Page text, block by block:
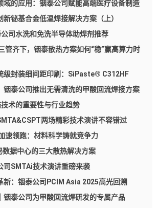
域的应用：铟泰公司赋能高端医疗设备制造
铋基合金低温焊接解决方案（上）
司水洗和免洗半导体助焊剂推荐
管齐下，铟泰散热方案如何“稳”赢高算力时
级封装细间距印刷：SiPaste® C312HF
铟泰公司推出无需清洗的甲酸回流焊接方案
术的重要性与行业趋势
两场精彩技术演讲不容错过
速领跑：材料科学铸就竞争力
数据中心的三大散热解决方案
司SMTAi技术演讲重磅来袭
新：铟泰公司PCIM Asia 2025高光回溯
铟泰公司为甲酸回流焊研发的专属产品